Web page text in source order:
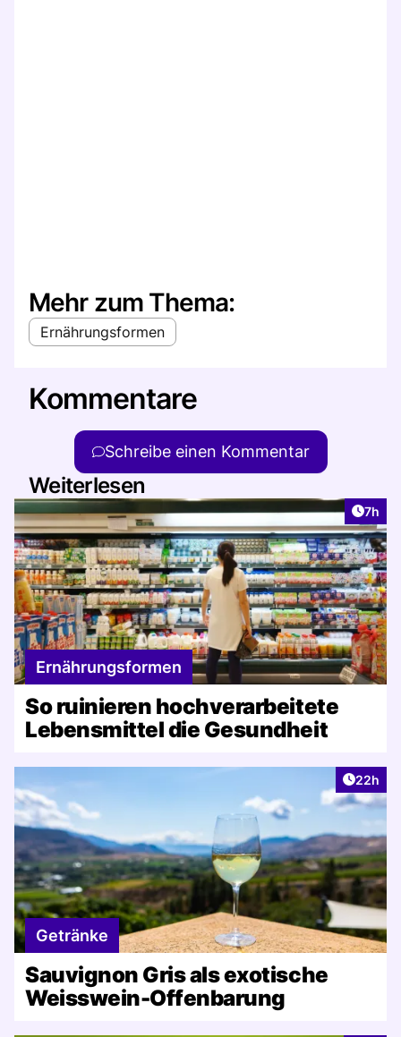
Mehr zum Thema:
Ernährungsformen
Kommentare
Schreibe einen Kommentar
Weiterlesen
7h
Ernährungsformen
So ruinieren hochverarbeitete
Lebensmittel die Gesundheit
Artikel
22h
Getränke
Sauvignon Gris als exotische
Weisswein-Offenbarung